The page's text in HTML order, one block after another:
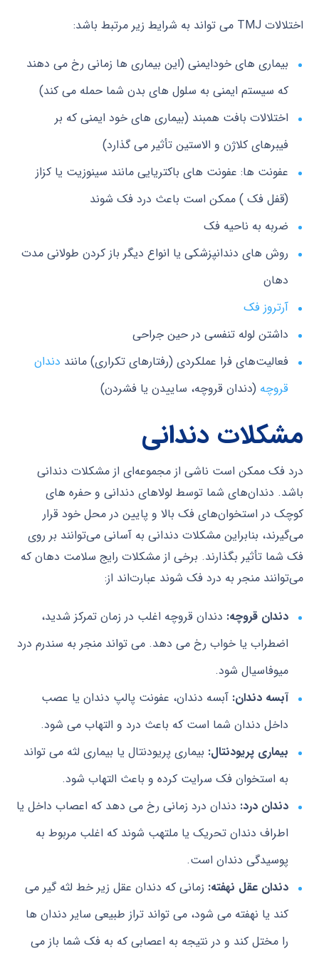
اختلالات TMJ می تواند به شرایط زیر مرتبط باشد:
بیماری های خودایمنی (این بیماری ها زمانی رخ می دهند
که سیستم ایمنی به سلول های بدن شما حمله می کند)
اختلالات بافت همبند (بیماری های خود ایمنی که بر
فیبرهای کلاژن و الاستین تأثیر می گذارد)
عفونت ها: عفونت های باکتریایی مانند سینوزیت یا کزاز
(قفل فک ) ممکن است باعث درد فک شوند
ضربه به ناحیه فک
روش های دندانپزشکی یا انواع دیگر باز کردن طولانی مدت
دهان
آرتروز فک
داشتن لوله تنفسی در حین جراحی
فعالیت‌های فرا عملکردی (رفتارهای تکراری) مانند دندان
قروچه (دندان قروچه، ساییدن یا فشردن)
مشکلات دندانی
درد فک ممکن است ناشی از مجموعه‌ای از مشکلات دندانی
باشد. دندان‌های شما توسط لولاهای دندانی و حفره های
کوچک در استخوان‌های فک بالا و پایین در محل خود قرار
می‌گیرند، بنابراین مشکلات دندانی به آسانی می‌توانند بر روی
فک شما تأثیر بگذارند. برخی از مشکلات رایج سلامت دهان که
می‌توانند منجر به درد فک شوند عبارت‌اند از:
دندان قروچه: دندان قروچه اغلب در زمان تمرکز شدید،
اضطراب یا خواب رخ می دهد. می تواند منجر به سندرم درد
میوفاسیال شود.
آبسه دندان: آبسه دندان، عفونت پالپ دندان یا عصب
داخل دندان شما است که باعث درد و التهاب می شود.
بیماری پریودنتال: بیماری پریودنتال یا بیماری لثه می تواند
به استخوان فک سرایت کرده و باعث التهاب شود.
دندان درد: دندان درد زمانی رخ می دهد که اعصاب داخل یا
اطراف دندان تحریک یا ملتهب شوند که اغلب مربوط به
پوسیدگی دندان است.
دندان عقل نهفته: زمانی که دندان عقل زیر خط لثه گیر می
کند یا نهفته می شود، می تواند تراز طبیعی سایر دندان ها
را مختل کند و در نتیجه به اعصابی که به فک شما باز می